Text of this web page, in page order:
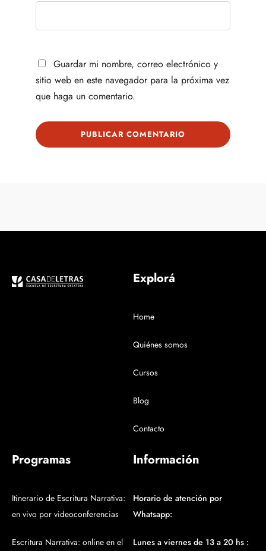
Guardar mi nombre, correo electrónico y
sitio web en este navegador para la próxima vez
que haga un comentario.
Explorá
Home
Quiénes somos
Cursos
Blog
Contacto
Programas
Itinerario de Escritura Narrativa:
en vivo por videoconferencias
Escritura Narrativa: online en el
Información
Horario de atención por
Whatsapp:
Lunes a viernes de 13 a 20 hs :